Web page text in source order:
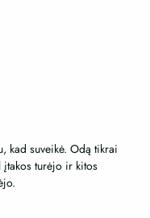
kad suveikė. Odą tikrai
turėjo ir kitos